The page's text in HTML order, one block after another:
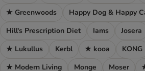
★ Greenwoods
Happy Dog & Happy
Hill's Prescription Diet
Iams Josera
★ Lukullus
Kerbl ★ kooa KONG
★ Modern Living
Monge Moser